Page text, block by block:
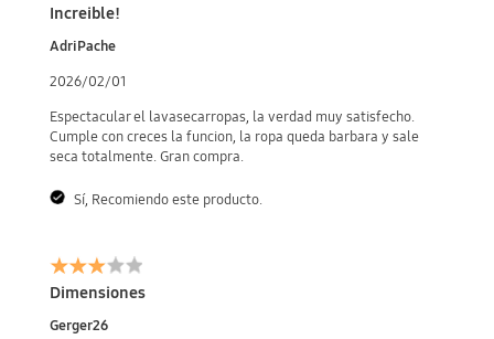
Increible!
AdriPache
2026/02/01
Espectacular el lavasecarropas, la verdad muy satisfecho.
Cumple con creces la funcion, la ropa queda barbara y sale
seca totalmente. Gran compra.
Sí, Recomiendo este producto.
Dimensiones
Gerger26